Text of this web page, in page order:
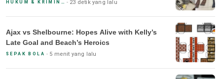
23 detik yang lalu
Ajax vs Shelbourne: Hopes Alive with Kelly’s
Late Goal and Beach’s Heroics
SEPAK BOLA 5 menit yang lalu